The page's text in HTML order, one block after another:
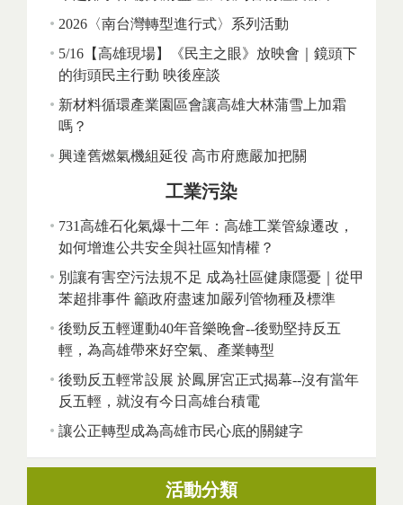
2026〈南台灣轉型進行式〉系列活動
5/16【高雄現場】《民主之眼》放映會｜鏡頭下
的街頭民主行動 映後座談
新材料循環產業園區會讓高雄大林蒲雪上加霜
嗎？
興達舊燃氣機組延役 高市府應嚴加把關
工業污染
731高雄石化氣爆十二年：高雄工業管線遷改，
如何增進公共安全與社區知情權？
別讓有害空污法規不足 成為社區健康隱憂｜從甲
苯超排事件 籲政府盡速加嚴列管物種及標準
後勁反五輕運動40年音樂晚會--後勁堅持反五
輕，為高雄帶來好空氣、產業轉型
後勁反五輕常設展 於鳳屏宮正式揭幕--沒有當年
反五輕，就沒有今日高雄台積電
讓公正轉型成為高雄市民心底的關鍵字
活動分類